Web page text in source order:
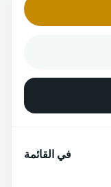
في القائمة